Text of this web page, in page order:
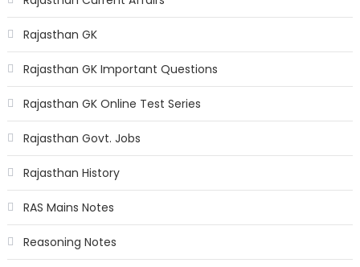
Rajasthan GK
Rajasthan GK Important Questions
Rajasthan GK Online Test Series
Rajasthan Govt. Jobs
Rajasthan History
RAS Mains Notes
Reasoning Notes